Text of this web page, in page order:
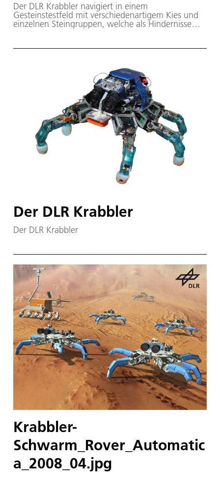
Der DLR Krabbler navigiert in einem
Gesteinstestfeld mit verschiedenartigem Kies und
einzelnen Steingruppen, welche als Hindernisse
Der DLR Krabbler
Der DLR Krabbler
Krabbler-
Schwarm_Rover_Automatic
a_2008_04.jpg